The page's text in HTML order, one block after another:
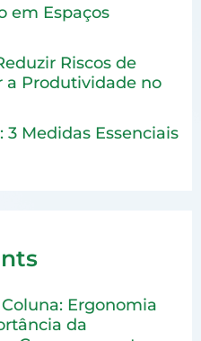
em Espaços
Riscos de
a Produtividade no
Medidas Essenciais
Ergonomia
da